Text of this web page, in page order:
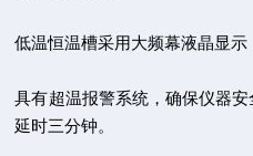
低温恒温槽采用大频幕液晶显示
具有超温报警系统，确保仪器
延时三分钟。